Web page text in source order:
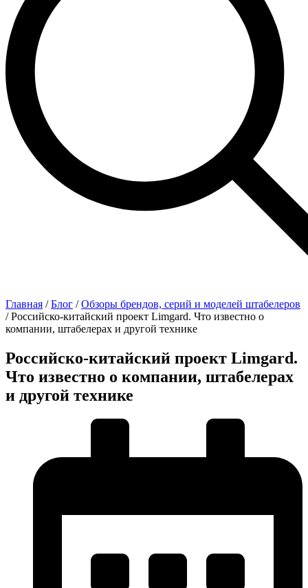
Главная /Блог /Обзоры брендов, серий и моделей штабелеров
/Российско-китайский проект Limgard. Что известно о
компании, штабелерах и другой технике
Российско-китайский проект Limgard.
Что известно о компании, штабелерах
и другой технике